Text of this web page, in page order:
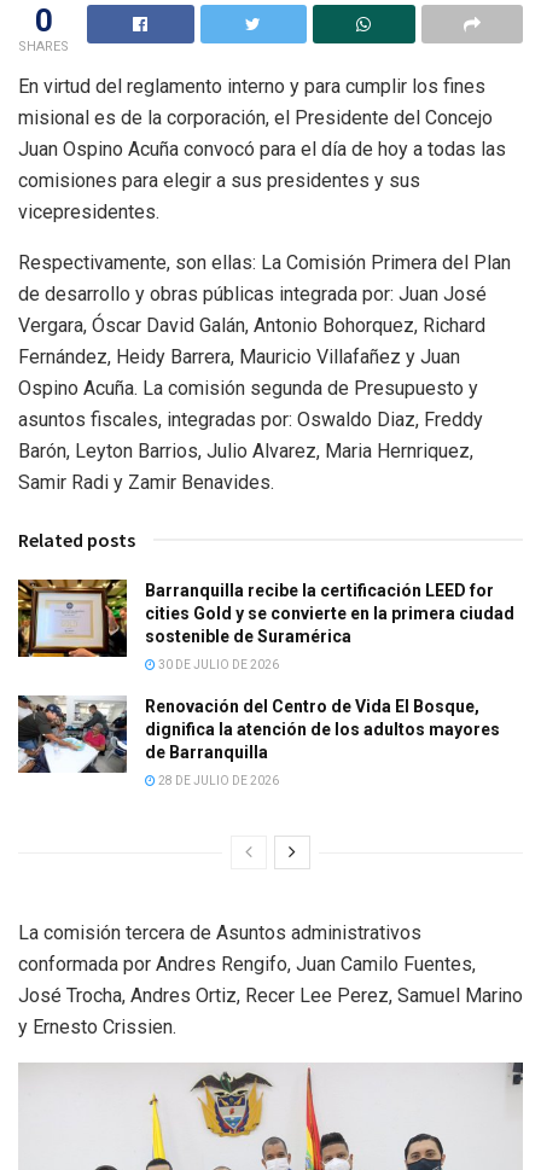
0
SHARES
En virtud del reglamento interno y para cumplir los fines
misional es de la corporación, el Presidente del Concejo
Juan Ospino Acuña convocó para el día de hoy a todas las
comisiones para elegir a sus presidentes y sus
vicepresidentes.
Respectivamente, son ellas: La Comisión Primera del Plan
de desarrollo y obras públicas integrada por: Juan José
Vergara, Óscar David Galán, Antonio Bohorquez, Richard
Fernández, Heidy Barrera, Mauricio Villafañez y Juan
Ospino Acuña. La comisión segunda de Presupuesto y
asuntos fiscales, integradas por: Oswaldo Diaz, Freddy
Barón, Leyton Barrios, Julio Alvarez, Maria Hernriquez,
Samir Radi y Zamir Benavides.
Related posts
Barranquilla recibe la certificación LEED for
cities Gold y se convierte en la primera ciudad
sostenible de Suramérica
30 DE JULIO DE 2026
Renovación del Centro de Vida El Bosque,
dignifica la atención de los adultos mayores
de Barranquilla
28 DE JULIO DE 2026
La comisión tercera de Asuntos administrativos
conformada por Andres Rengifo, Juan Camilo Fuentes,
José Trocha, Andres Ortiz, Recer Lee Perez, Samuel Marino
y Ernesto Crissien.